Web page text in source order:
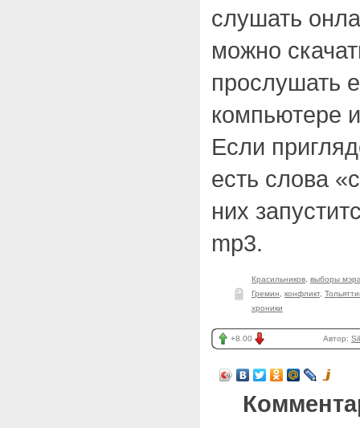
слушать
можно
прослушать
компьютере
Если
есть слова
них
mp3.
Красильников выборы
Гремин
конфликт,
хроники
+8.00 Автор: Sil